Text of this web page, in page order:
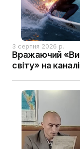
3 серпня 2026 р.
Вражаючий
світу» на